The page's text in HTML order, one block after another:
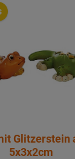
Glitzerstein
5x3x2cm